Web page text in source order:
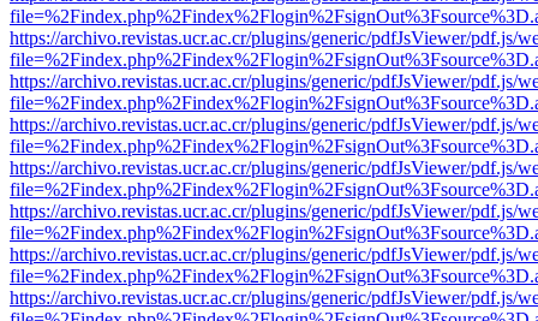
https://archivo.revistas.ucr.ac.cr/plugins/generic/pdfJsViewer/pdf.js/
https://archivo.revistas.ucr.ac.cr/plugins/generic/pdfJsViewer/pdf.js/
https://archivo.revistas.ucr.ac.cr/plugins/generic/pdfJsViewer/pdf.js/
https://archivo.revistas.ucr.ac.cr/plugins/generic/pdfJsViewer/pdf.js/
https://archivo.revistas.ucr.ac.cr/plugins/generic/pdfJsViewer/pdf.js/
https://archivo.revistas.ucr.ac.cr/plugins/generic/pdfJsViewer/pdf.js/
https://archivo.revistas.ucr.ac.cr/plugins/generic/pdfJsViewer/pdf.js/